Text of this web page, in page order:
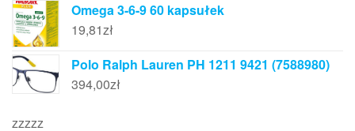
Omega 3-6-9 60 kapsułek
19,81zł
Polo Ralph Lauren PH 1211 9421 (7588980)
394,00zł
zzzzz